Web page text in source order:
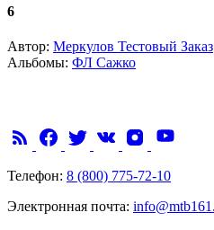
6
Автор: Меркулов Тестовый Заказ
Альбомы: ФЛ Сажко
Телефон: 8 (800) 775-72-10
Электронная почта: